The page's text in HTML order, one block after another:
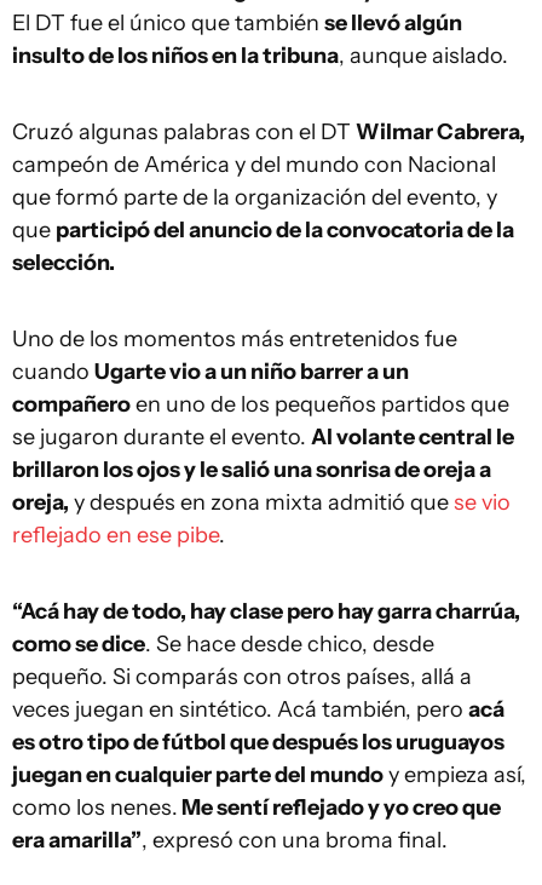
El DT fue el único que también se llevó algún
insulto de los niños en la tribuna, aunque aislado.
Cruzó algunas palabras con el DT Wilmar Cabrera,
campeón de América y del mundo con Nacional
que formó parte de la organización del evento, y
que participó del anuncio de la convocatoria de la
selección.
Uno de los momentos más entretenidos fue
cuando Ugarte vio a un niño barrer a un
compañeroen uno de los pequeños partidos que
se jugaron durante el evento. Al volante central le
brillaron los ojos y le salió una sonrisa de oreja a
oreja, y después en zona mixta admitió quese vio
reflejado en ese pibe.
“Acá hay de todo, hay clase pero hay garra charrúa,
como se dice. Se hace desde chico, desde
pequeño. Si comparás con otros países, allá a
veces juegan en sintético. Acá también, pero acá
es otro tipo de fútbol que después los uruguayos
juegan en cualquier parte del mundoy empieza así,
como los nenes. Me sentí reflejado y yo creo que
era amarilla”, expresó con una broma final.